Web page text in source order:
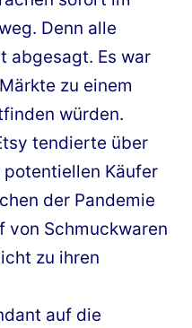
Denn alle
abgesagt. Es war
zu einem
würden.
tendierte über
potentiellen Käufer
der Pandemie
von Schmuckwaren
zu ihren
auf die